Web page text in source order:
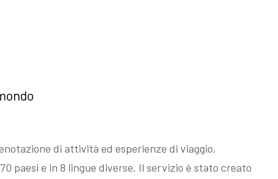
di attività ed esperienze di viaggio,
paesi e in 8 lingue diverse. Il servizio è stato creato